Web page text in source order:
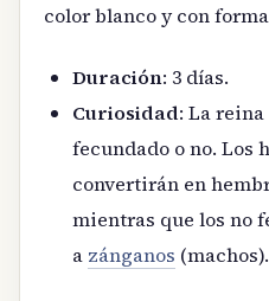
color blanco y con
Duración: 3 días.
Curiosidad: La
fecundado o no. Los
convertirán en
mientras que los no
a zánganos (machos).